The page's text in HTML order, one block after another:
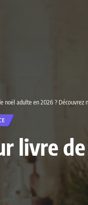
noël adulte en 2026 ? Découvrez
livre